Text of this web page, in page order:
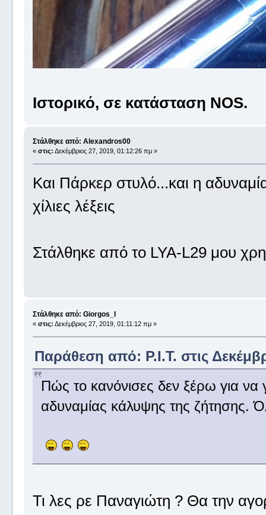
Ιστορικό, σε κατάσταση NOS.
Στάλθηκε από: Alexandros00
« στις: Δεκέμβριος 27, 2019, 01:12:26 πμ »
Και Πάρκερ στυλό...και η
χίλιες λέξεις
Στάλθηκε από το LYA-L29 μου
Στάλθηκε από: Giorgos_I
« στις: Δεκέμβριος 27, 2019, 01:11:12 πμ »
Παράθεση από: P.I.T. στις
Πώς το κανόνισες δεν ξέρω για να
αδυναμίας κάλυψης της ζήτησης.
Τι λες ρε Παναγιώτη ? Θα την